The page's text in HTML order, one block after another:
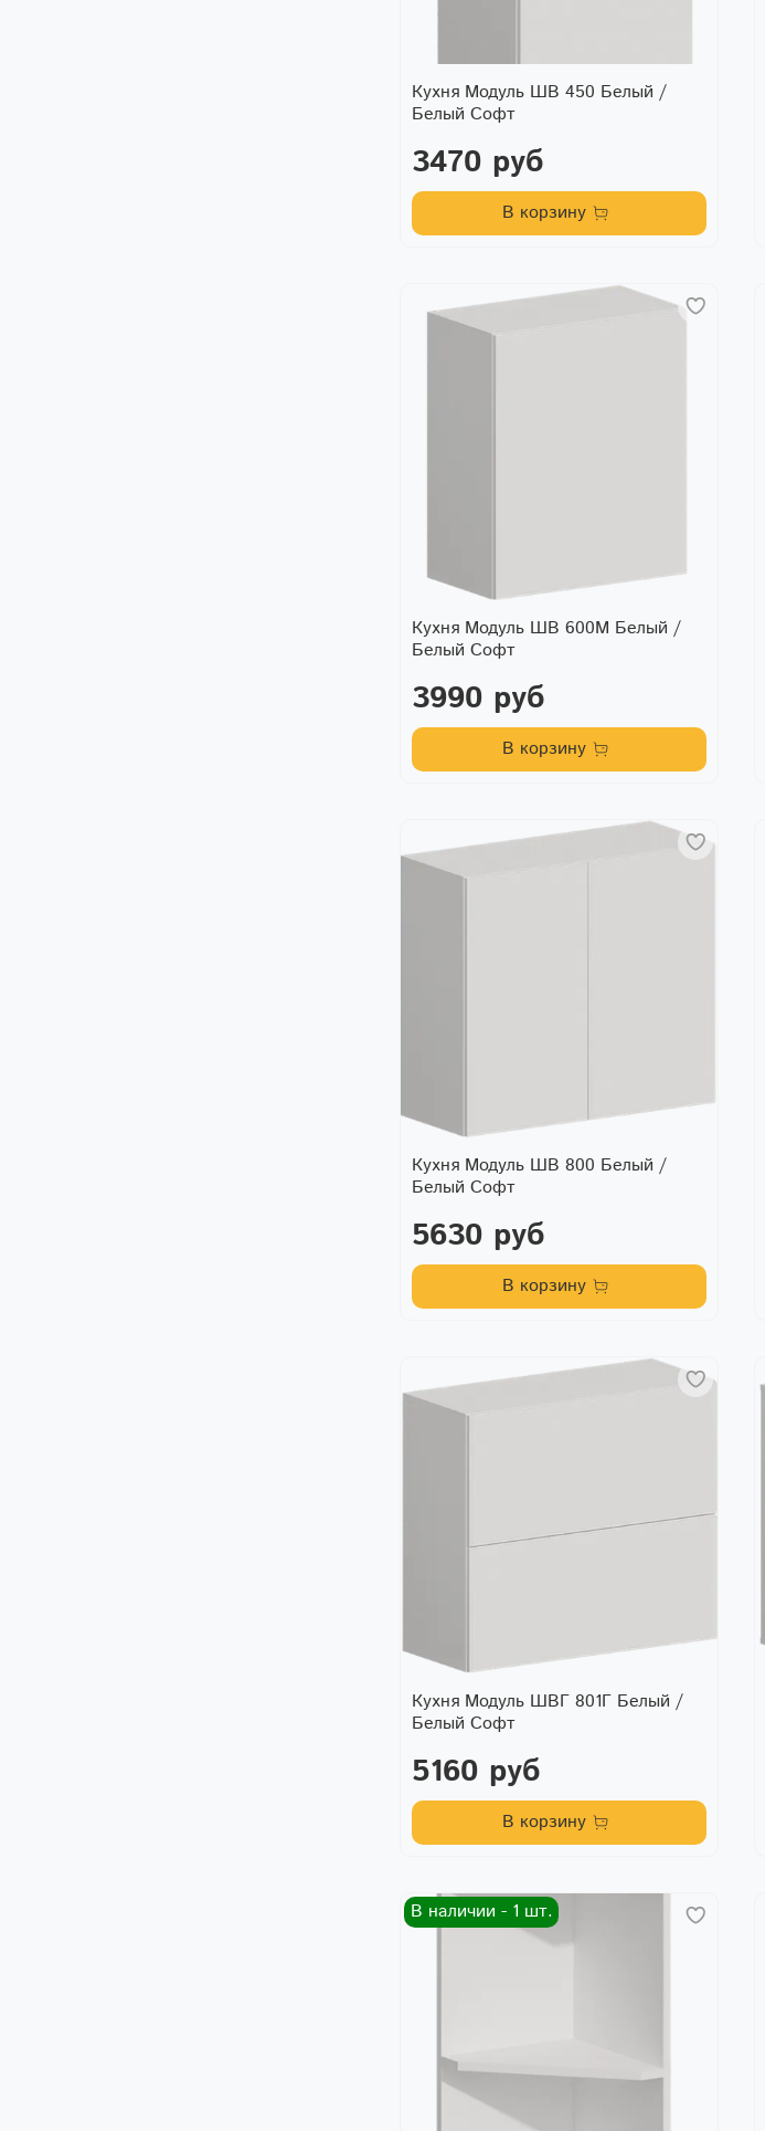
Кухня Модуль ШВ 450 Белый /
Белый Софт
3470 руб
В корзину
Кухня Модуль ШВ 600М Белый /
Белый Софт
3990 руб
В корзину
Кухня Модуль ШВ 800 Белый /
Белый Софт
5630 руб
В корзину
Кухня Модуль ШВГ 801Г Белый /
Белый Софт
5160 руб
В корзину
В наличии - 1 шт.